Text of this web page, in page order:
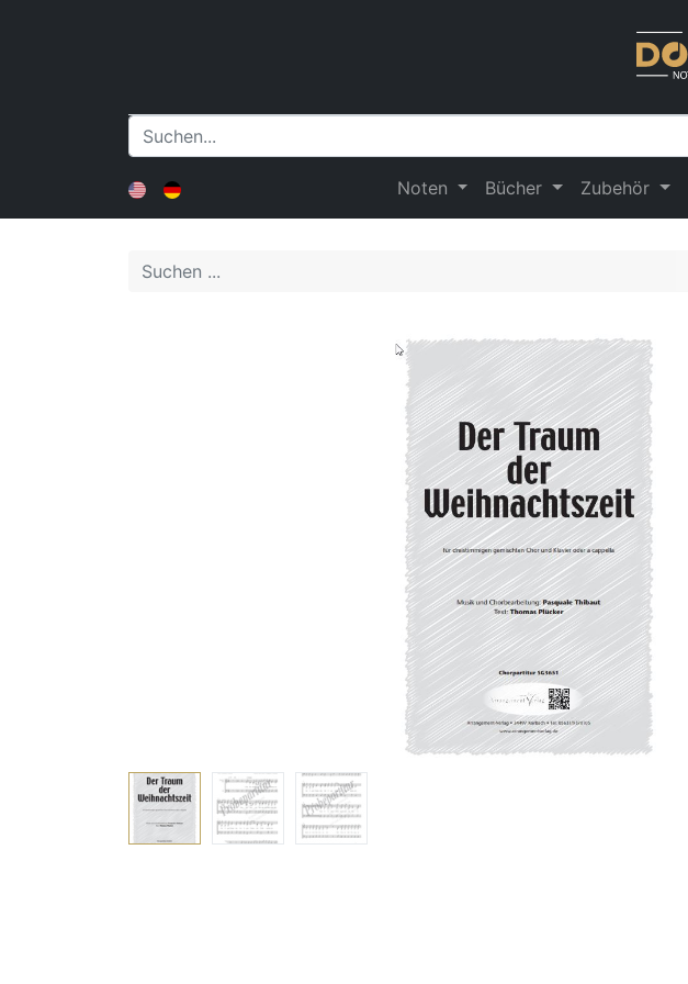
Noten Bücher Zubehör